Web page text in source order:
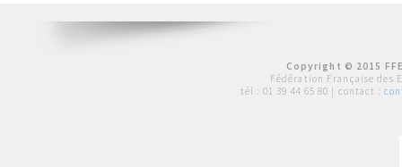
Copyright © 2015
Fédération Française des
tél : 01 39 44 65 80 | contact :